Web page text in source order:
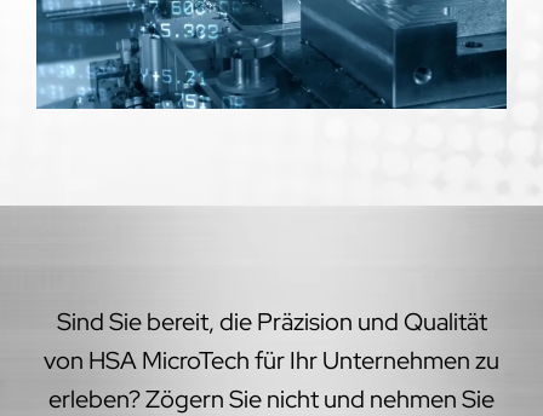
Sind Sie bereit, die Präzision und Qualität
von HSA MicroTech für Ihr Unternehmen zu
erleben? Zögern Sie nicht und nehmen Sie